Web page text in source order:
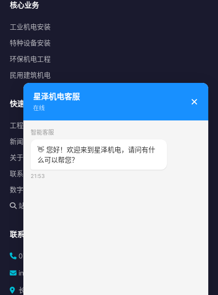
核心业务
工业机电安装
特种设备安装
环保机电工程
民用建筑机电
快速导航
工程案例
新闻中心
关于星泽
联系我们
数字化平台
站内搜索
联系方式
0731-84010225
info@sonz.cn
长沙县泉塘街道新长海广场写字楼A座2501室
星泽机电客服
在线
✕
智能客服
👋 您好！欢迎来到星泽机电，请问有什
么可以帮您？
21:53